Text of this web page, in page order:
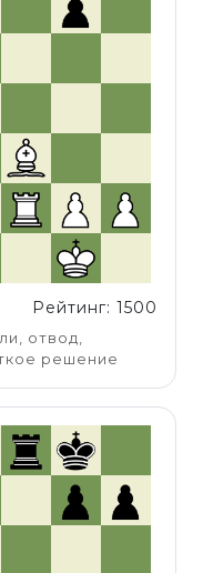
Рейтинг: 1500
отвод,
решение